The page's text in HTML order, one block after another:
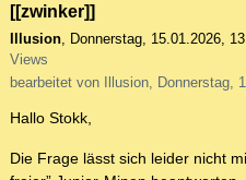
[[zwinker]]
Illusion, Donnerstag, 15.01.2026,
Views
bearbeitet von Illusion, Donnerstag,
Hallo Stokk,
Die Frage lässt sich leider nicht